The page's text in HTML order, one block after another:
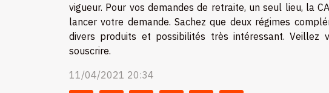
vigueur. Pour vos demandes de retraite, un seul lieu, la
lancer votre demande. Sachez que deux régimes
divers produits et possibilités très intéressant.
souscrire.
11/04/2021 20:34